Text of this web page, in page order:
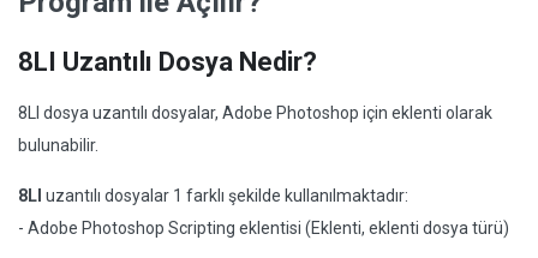
8LI Uzantılı Dosya Nedir?
8LI dosya uzantılı dosyalar, Adobe Photoshop için eklenti olarak
bulunabilir.
8LI uzantılı dosyalar 1 farklı şekilde kullanılmaktadır:
- Adobe Photoshop Scripting eklentisi (Eklenti, eklenti dosya türü)